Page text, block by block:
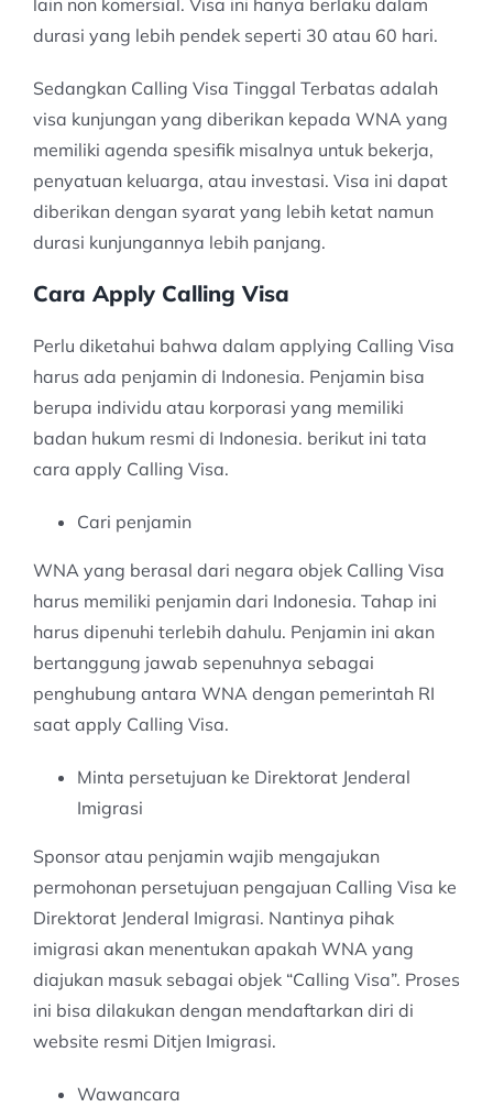
lain non komersial. Visa ini hanya berlaku dalam
durasi yang lebih pendek seperti 30 atau 60 hari.
Sedangkan Calling Visa Tinggal Terbatas adalah
visa kunjungan yang diberikan kepada WNA yang
memiliki agenda spesifik misalnya untuk bekerja,
penyatuan keluarga, atau investasi. Visa ini dapat
diberikan dengan syarat yang lebih ketat namun
durasi kunjungannya lebih panjang.
Cara Apply Calling Visa
Perlu diketahui bahwa dalam applying Calling Visa
harus ada penjamin di Indonesia. Penjamin bisa
berupa individu atau korporasi yang memiliki
badan hukum resmi di Indonesia. berikut ini tata
cara apply Calling Visa.
Cari penjamin
WNA yang berasal dari negara objek Calling Visa
harus memiliki penjamin dari Indonesia. Tahap ini
harus dipenuhi terlebih dahulu. Penjamin ini akan
bertanggung jawab sepenuhnya sebagai
penghubung antara WNA dengan pemerintah RI
saat apply Calling Visa.
Minta persetujuan ke Direktorat Jenderal
Imigrasi
Sponsor atau penjamin wajib mengajukan
permohonan persetujuan pengajuan Calling Visa ke
Direktorat Jenderal Imigrasi. Nantinya pihak
imigrasi akan menentukan apakah WNA yang
diajukan masuk sebagai objek “Calling Visa”. Proses
ini bisa dilakukan dengan mendaftarkan diri di
website resmi Ditjen Imigrasi.
Wawancara